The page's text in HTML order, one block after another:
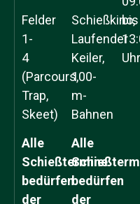
Felder
1-
4
(Parcours,
Trap,
Skeet)
Alle
Schießtermine
bedürfen
der
Schießkino,
Laufender
Keiler,
100-
m-
Bahnen
Alle
bedürfen
der
bis
Uhr